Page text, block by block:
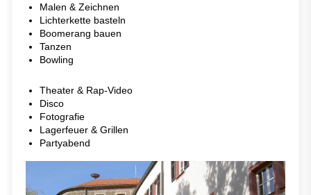
Malen & Zeichnen
Lichterkette basteln
Boomerang bauen
Tanzen
Bowling
Theater & Rap-Video
Disco
Fotografie
Lagerfeuer & Grillen
Partyabend